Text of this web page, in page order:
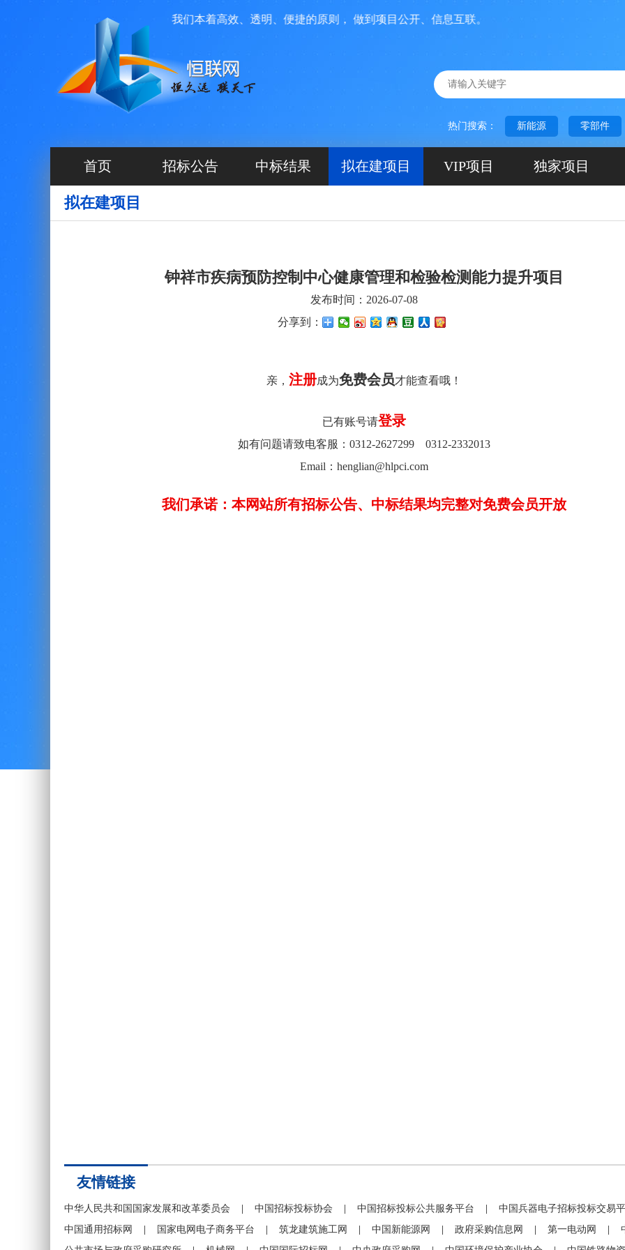
技有限公司投资运营管理，我们本着高效、透明、便捷的原则， 做到项目公开、信息互联。
热门搜索： 新能源 零部件
首页 招标公告 中标结果 拟在建项目 VIP项目 独家项目
拟在建项目
钟祥市疾病预防控制中心健康管理和检验检测能力提升项目
发布时间：2026-07-08
分享到：
亲， 注册成为免费会员才能查看哦！
已有账号请登录
如有问题请致电客服：0312-2627299 0312-2332013
Email：henglian@hlpci.com
我们承诺：本网站所有招标公告、中标结果均完整对免费会员开放
友情链接
中华人民共和国国家发展和改革委员会 中国招标投标协会 中国招标投标公共服务平台
中国兵器电子招标投标交易
中国通用招标网
国家电网电子商务平台 筑龙建筑施工网 中国新能源网 政府采购信息网 第一电动网